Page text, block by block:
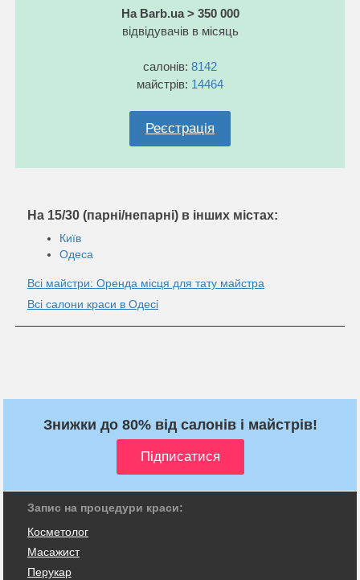
На Barb.ua > 350 000
відвідувачів в місяць
салонів: 8142
майстрів: 14464
Реєстрація
На 15/30 (парні/непарні) в інших містах:
Київ
Одеса
Всі майстри: Оренда місця для тату майстра
Всі салони краси в Одесі
Знижки до 80% від салонів і майстрів!
Запис на процедури краси:
Косметолог
Масажист
Перукар